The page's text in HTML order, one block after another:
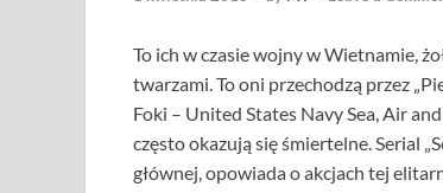
To ich w czasie wojny w Wietnamie,
twarzami. To oni przechodzą przez
Foki – United States Navy Sea, Air
często okazują się śmiertelne. Serial
głównej, opowiada o akcjach tej